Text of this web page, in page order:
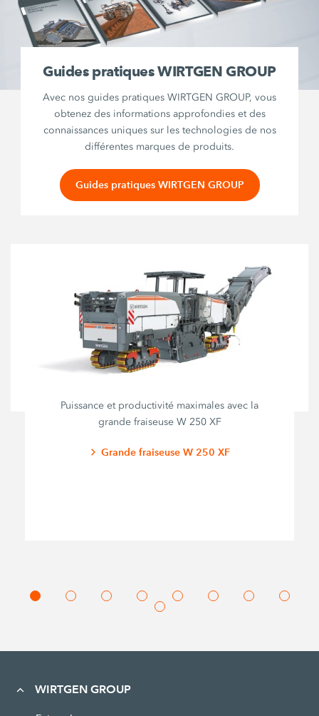
Guides pratiques WIRTGEN GROUP
Avec nos guides pratiques WIRTGEN GROUP, vous
obtenez des informations approfondies et des
connaissances uniques sur les technologies de nos
différentes marques de produits.
Guides pratiques WIRTGEN GROUP
Puissance et productivité maximales avec la
grande fraiseuse W 250 XF
Grande fraiseuse W 250 XF
WIRTGEN GROUP